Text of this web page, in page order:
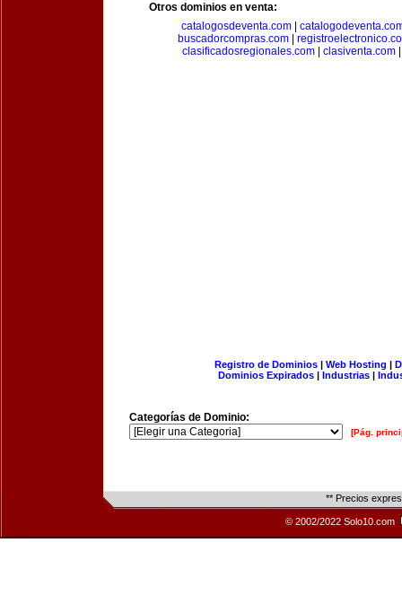
Otros dominios en venta:
catalogosdeventa.com
buscadorcompras.com
clasificadosregionales.com| clasiventa.com
Registro de Dominios| Web Hosting |
Dominios Expirados | Industrias |
Categorías de Dominio:
[Pág.
** Precios
© 2002/2022 Solo10.com